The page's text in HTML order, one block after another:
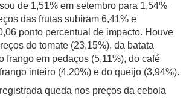
de 1,51% em setembro para 1,54%
das frutas subiram 6,41% e
ponto percentual de impacto. Houve
do tomate (23,15%), da batata
frango em pedaços (5,11%), do café
inteiro (4,20%) e do queijo (3,94%).
queda nos preços da cebola